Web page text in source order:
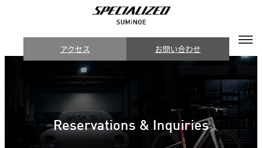
アクセス お問い合わせ
Reservations & Inquiries